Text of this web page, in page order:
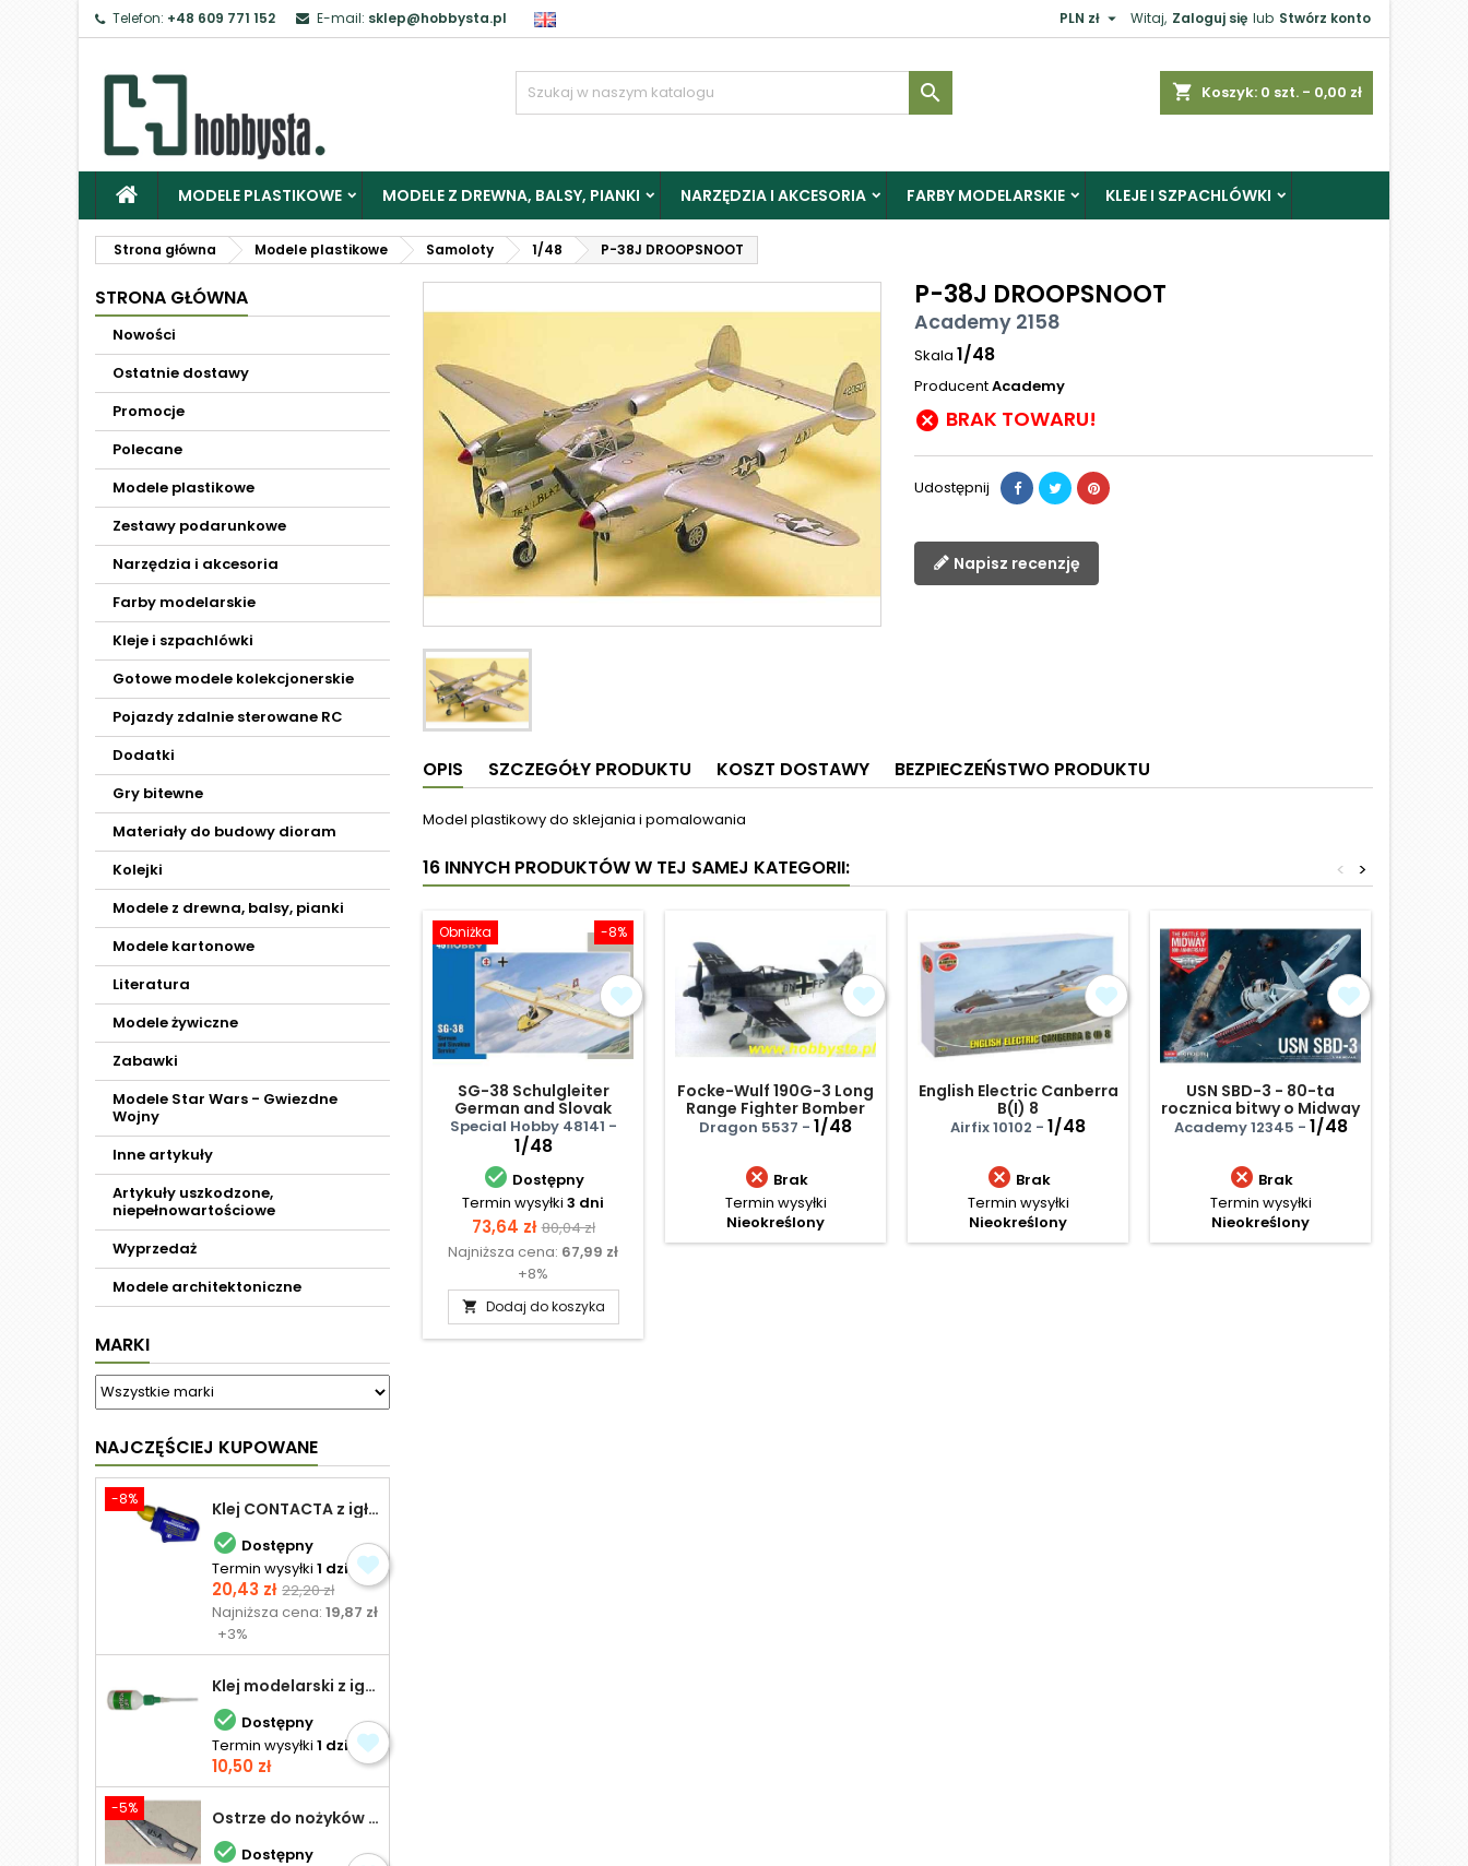
Telefon: +48 609 771 152 E-mail: sklep@hobbysta.pl Witaj, Zaloguj się lub Stwórz konto
PLN zł 
shopping_cart Koszyk: 0 szt. - 0,00 zł

MODELE PLASTIKOWE MODELE Z DREWNA, BALSY, PIANKI NARZĘDZIA I AKCESORIA FARBY MODELARSKIE KLEJE I SZPACHLÓWKI
Strona główna Modele plastikowe Samoloty 1/48 P-38J DROOPSNOOT
STRONA GŁÓWNA
Nowości
Ostatnie dostawy
Promocje
Polecane
Modele plastikowe
Zestawy podarunkowe
Narzędzia i akcesoria
Farby modelarskie
Kleje i szpachlówki
Gotowe modele kolekcjonerskie
Pojazdy zdalnie sterowane RC
Dodatki
Gry bitewne
Materiały do budowy dioram
Kolejki
Modele z drewna, balsy, pianki
Modele kartonowe
Literatura
Modele żywiczne
Zabawki
Modele Star Wars - Gwiezdne
Wojny
Inne artykuły
Artykuły uszkodzone,
niepełnowartościowe
Wyprzedaż
Modele architektoniczne
MARKI
NAJCZĘŚCIEJ KUPOWANE
-8% Klej CONTACTA z igłą do plastiku 25,0 g
 Dostępny
Termin wysyłki 1 dzień
Cena
20,43 zł Cena
podstawowa
22,20 zł
Najniższa cena:19,87 zł
+3%
Klej modelarski z igłą 30 ml
 Dostępny
Termin wysyłki 1 dzień
Cena
10,50 zł
-5% Ostrze do nożyków Excel
 Dostępny
P-38J DROOPSNOOT
Academy 2158
Skala 1/48
ProducentAcademy
 BRAK TOWARU!
Udostępnij
Napisz recenzję
OPIS SZCZEGÓŁY PRODUKTU KOSZT DOSTAWY BEZPIECZEŃSTWO PRODUKTU
Model plastikowy do sklejania i pomalowania
16 INNYCH PRODUKTÓW W TEJ SAMEJ KATEGORII: >
<
-8%
Obniżka
SG-38 Schulgleiter
German and Slovak
service
Special Hobby 48141 -
1/48
 Dostępny
Termin wysyłki 3 dni
Cena
73,64 zł Cena
podstawowa
80,04 zł
Najniższa cena: 67,99 zł
+8%
 Dodaj do koszyka
Focke-Wulf 190G-3 Long
Range Fighter Bomber
Dragon 5537 - 1/48
 Brak
Termin wysyłki
Nieokreślony
English Electric Canberra
B(I) 8
Airfix 10102 - 1/48
 Brak
Termin wysyłki
Nieokreślony
USN SBD-3 - 80-ta
rocznica bitwy o Midway
Academy 12345 - 1/48
 Brak
Termin wysyłki
Nieokreślony